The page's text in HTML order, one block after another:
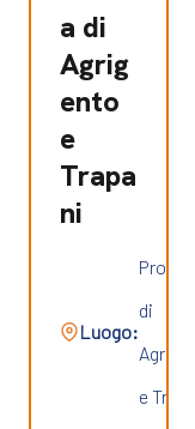
a di
Agrig
ento
e
Trapa
ni
Luogo:
di
e